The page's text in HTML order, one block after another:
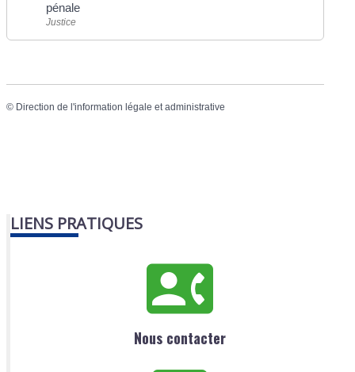
pénale
Justice
© Direction de l'information légale et administrative
LIENS PRATIQUES
Nous contacter